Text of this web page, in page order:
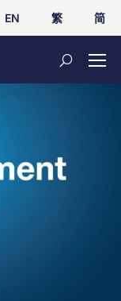
EN 繁 简